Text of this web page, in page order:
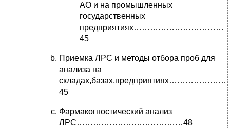
АО и на промышленных
государственных
45
Приемка ЛРС и методы отбора проб для
анализа на
45
Фармакогностический анализ
ЛРС…………………………………48